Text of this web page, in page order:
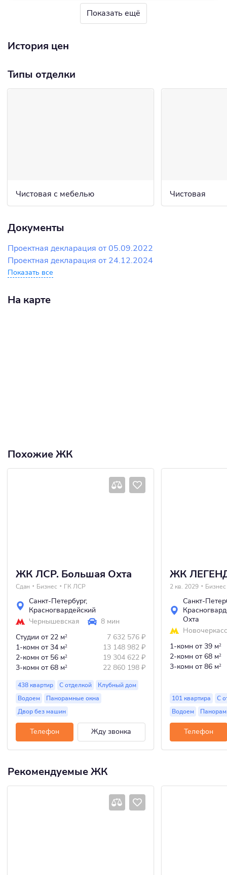
Показать ещё
История цен
Типы отделки
Чистовая с мебелью Чистовая
Документы
Проектная декларация от 05.09.2022
Проектная декларация от 24.12.2024
Показать все
На карте
Похожие ЖК
ЖК ЛСР. Большая Охта
Сдан Бизнес ГК ЛСР
Санкт-Петербург,
Красногвардейский
Чернышевская
8 мин
Студии от 22 м2 7 632 576 ₽
1-комн от 34 м2 13 148 982 ₽
2-комн от 56 м2 19 304 622 ₽
3-комн от 68 м2 22 860 198 ₽
438 квартир С отделкой
Клубный дом
Водоем
Панорамные окна
Двор без машин
Телефон Жду звонка
ЖК
2 кв. 2029 Бизнес
Санкт-
Охта
1-комн от 39 м2
2-комн от 68 м2
3-комн от 86 м2
101 квартира
С
Водоем
Телефон
Рекомендуемые ЖК